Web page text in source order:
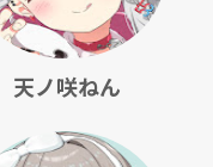
天ノ咲ねん